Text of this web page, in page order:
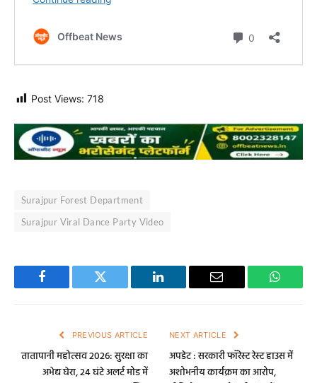
Post Views: 718
Surajpur Forest Department
Surajpur Viral Dance Party Video
Facebook Twitter LinkedIn Email
PREVIOUS ARTICLE
तातापानी महोत्सव 2026: सुरक्षा का
अभेद्य घेरा, 24 घंटे अलर्ट मोड में
NEXT ARTICLE
अपडेट : सरकारी फॉरेस्ट रेस्ट हाउस में
अशोभनीय कार्यक्रम का आरोप,